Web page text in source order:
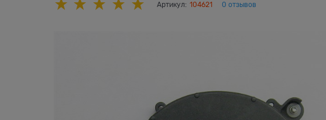
Артикул: 104621 0 отзывов